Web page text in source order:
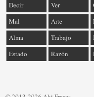
Decir
Ver
Mal
Arte
Alma
Trabajo
Estado
Razón